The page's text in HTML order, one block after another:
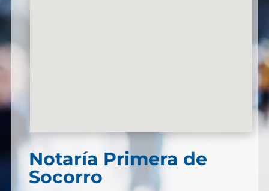
Notaría Primera de
Socorro